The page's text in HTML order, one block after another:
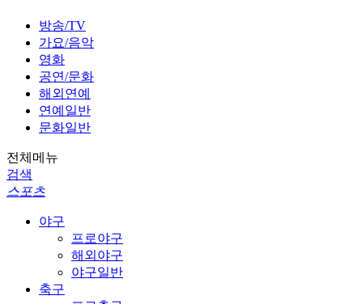
방송/TV
가요/음악
영화
공연/문화
해외연예
연예일반
문화일반
전체메뉴
검색
스포츠
야구
프로야구
해외야구
야구일반
축구